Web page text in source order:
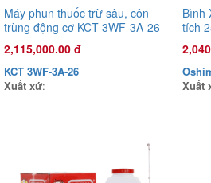
Đầu phun áp lực chất lỏng Oshima
(hoạt động bằng sức kéo động cơ)
Máy phun thuốc trừ sâu, côn
trùng động cơ KCT 3WF-3A-26
41.5cc /2.13kW Xanh đậm 2 thì
(3 chức năng)
2,115,000.00 đ
KCT 3WF-3A-26
Xuất xứ:
Bình
tích
Xuất